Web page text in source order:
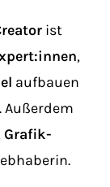
ist
,
aufbauen
Grafik-